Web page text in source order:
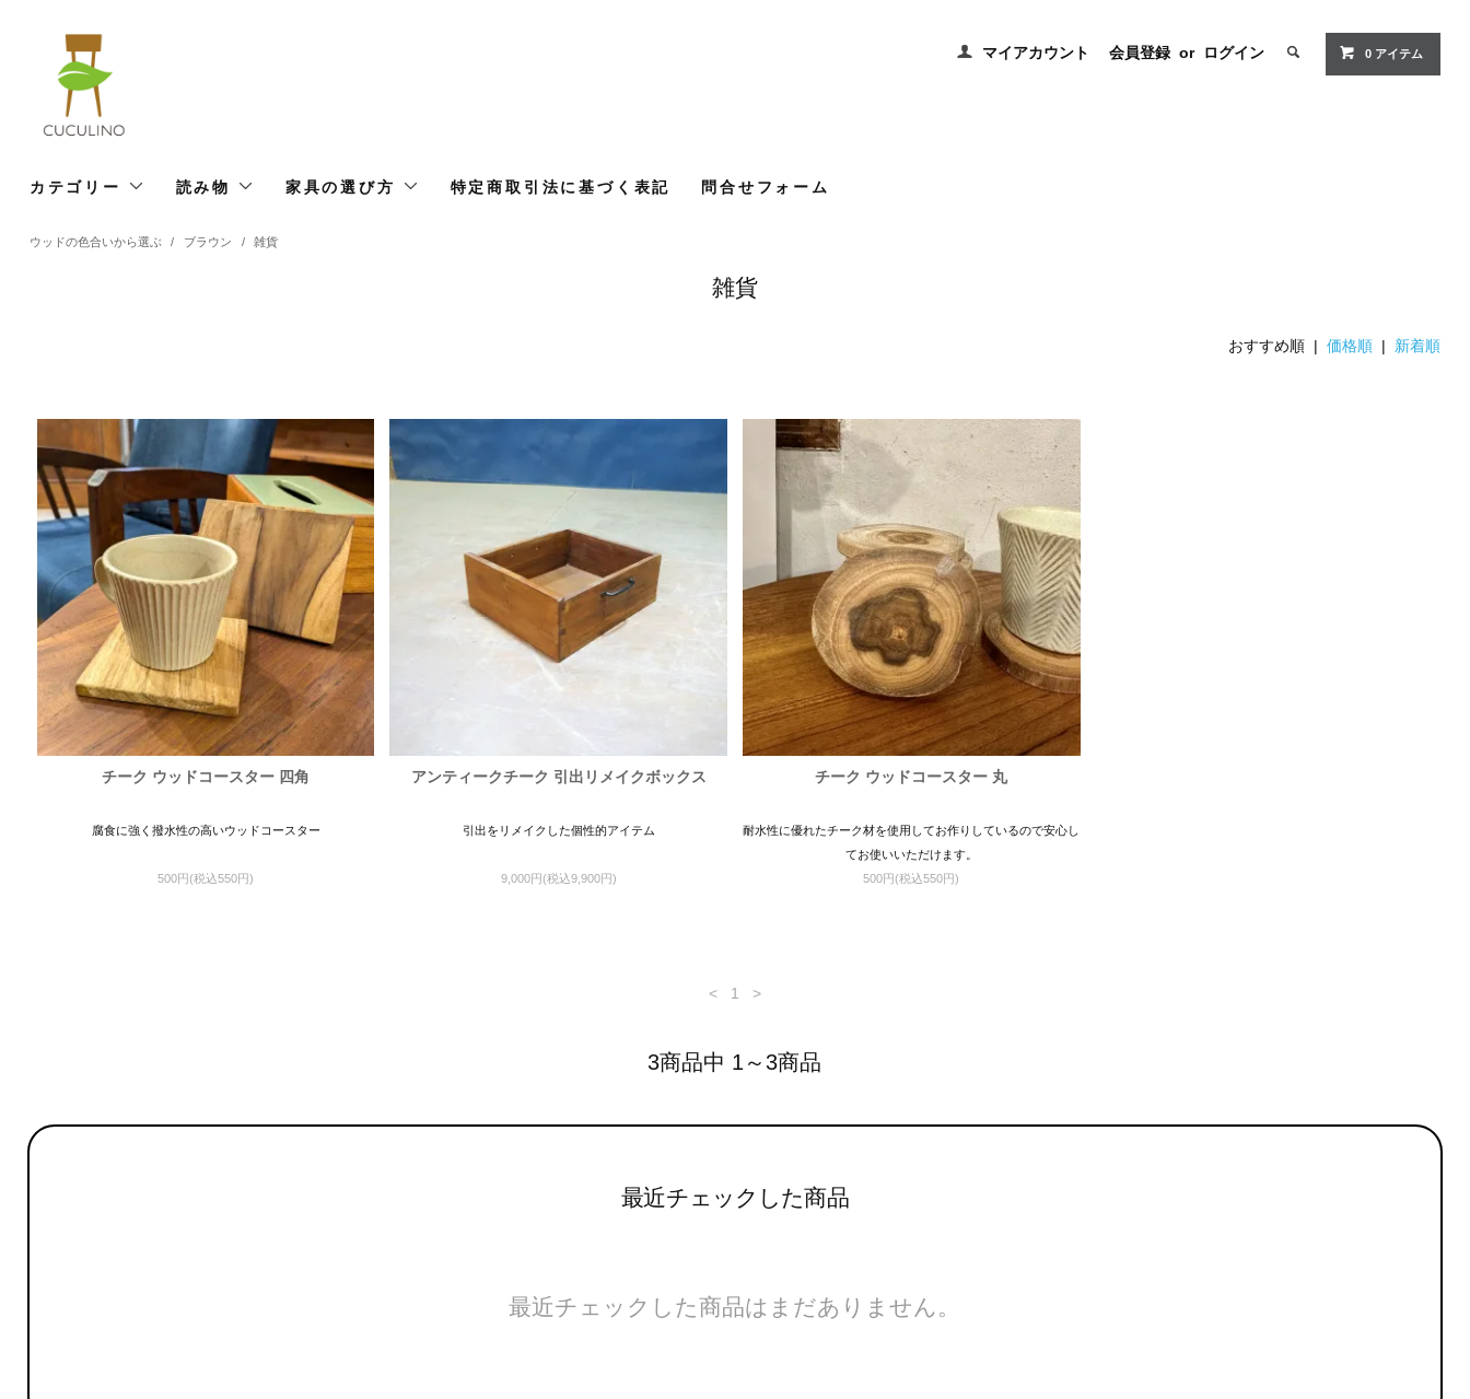
マイアカウント 会員登録 or ログイン 0 アイテム
カテゴリー 読み物 家具の選び方 特定商取引法に基づく表記 問合せフォーム
ウッドの色合いから選ぶ / ブラウン / 雑貨
雑貨
おすすめ順 |価格順 | 新着順
チーク ウッドコースター 四角
腐食に強く撥水性の高いウッドコースター
500円(税込550円)
アンティークチーク 引出リメイクボックス
引出をリメイクした個性的アイテム
9,000円(税込9,900円)
チーク ウッドコースター 丸
耐水性に優れたチーク材を使用してお作りしているので安心し
てお使いいただけます。
500円(税込550円)
< 1 >
3商品中 1～3商品
最近チェックした商品
最近チェックした商品はまだありません。